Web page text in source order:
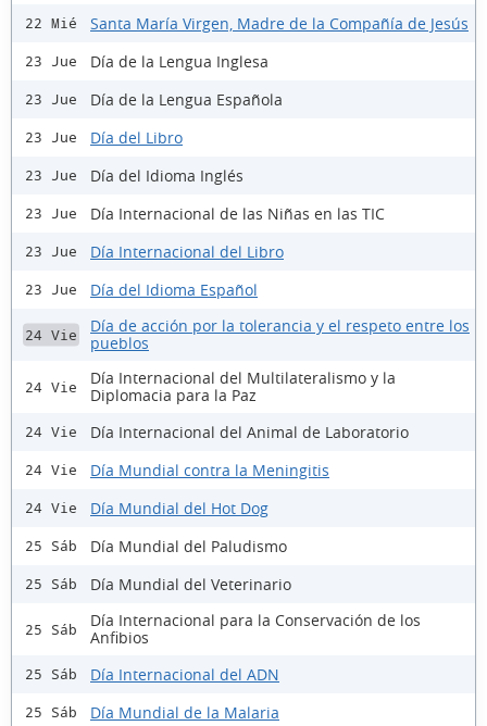
22 Mié Santa María Virgen, Madre de la Compañía de Jesús
23 Jue Día de la Lengua Inglesa
23 Jue Día de la Lengua Española
23 Jue Día del Libro
23 Jue Día del Idioma Inglés
23 Jue Día Internacional de las Niñas en las TIC
23 Jue Día Internacional del Libro
23 Jue Día del Idioma Español
24 Vie
Día de acción por la tolerancia y el respeto entre los
pueblos
24 Vie
Día Internacional del Multilateralismo y la
Diplomacia para la Paz
24 Vie Día Internacional del Animal de Laboratorio
24 Vie Día Mundial contra la Meningitis
24 Vie Día Mundial del Hot Dog
25 Sáb Día Mundial del Paludismo
25 Sáb Día Mundial del Veterinario
25 Sáb
Día Internacional para la Conservación de los
Anfibios
25 Sáb Día Internacional del ADN
25 Sáb Día Mundial de la Malaria